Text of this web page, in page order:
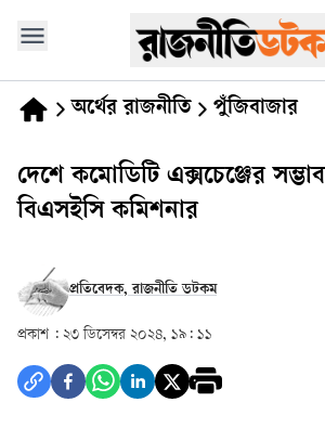
অর্থের রাজনীতি পুঁজিবাজার
দেশে কমোডিটি এক্সচেঞ্জের
বিএসইসি কমিশনার
প্রতিবেদক, রাজনীতি ডটকম
প্রকাশ : ২৩ ডিসেম্বর ২০২৪, ১৯: ১১